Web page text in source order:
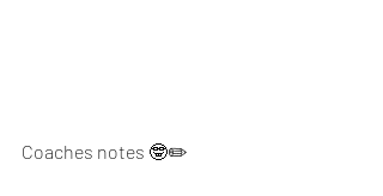
Coaches notes 🤓✏️